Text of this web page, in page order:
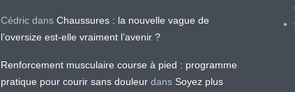
Cédric dans Chaussures : la nouvelle vague de
l’oversize est-elle vraiment l’avenir ?
Renforcement musculaire course à pied : programme
pratique pour courir sans douleur dans Soyez plus